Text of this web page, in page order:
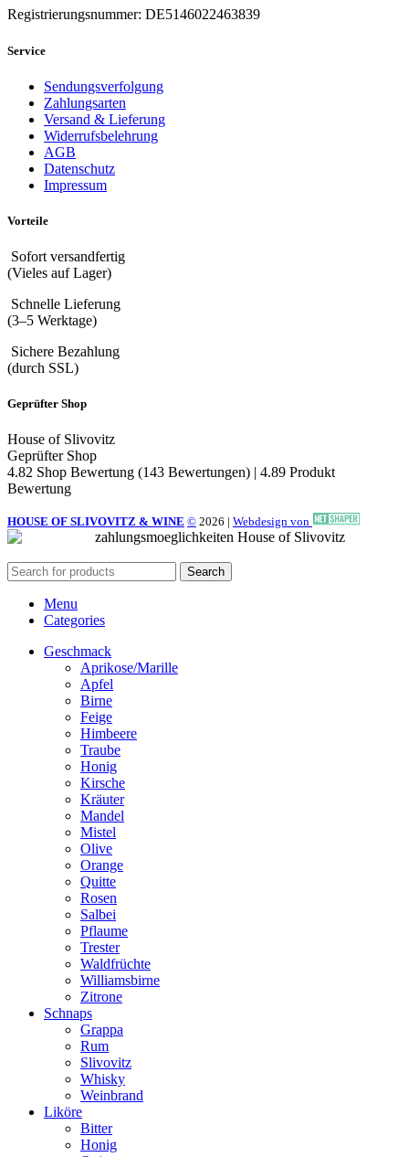
Registrierungsnummer: DE5146022463839
Service
Sendungsverfolgung
Zahlungsarten
Versand & Lieferung
Widerrufsbelehrung
AGB
Datenschutz
Impressum
Vorteile
Sofort versandfertig
(Vieles auf Lager)
Schnelle Lieferung
(3–5 Werktage)
Sichere Bezahlung
(durch SSL)
Geprüfter Shop
House of Slivovitz
Geprüfter Shop
4.82 Shop Bewertung (143 Bewertungen) | 4.89 Produkt
Bewertung
HOUSE OF SLIVOVITZ & WINE © 2026 | Webdesign von
Search
Menu
Categories
Geschmack
Aprikose/Marille
Apfel
Birne
Feige
Himbeere
Traube
Honig
Kirsche
Kräuter
Mandel
Mistel
Olive
Orange
Quitte
Rosen
Salbei
Pflaume
Trester
Waldfrüchte
Williamsbirne
Zitrone
Schnaps
Grappa
Rum
Slivovitz
Whisky
Weinbrand
Liköre
Bitter
Honig